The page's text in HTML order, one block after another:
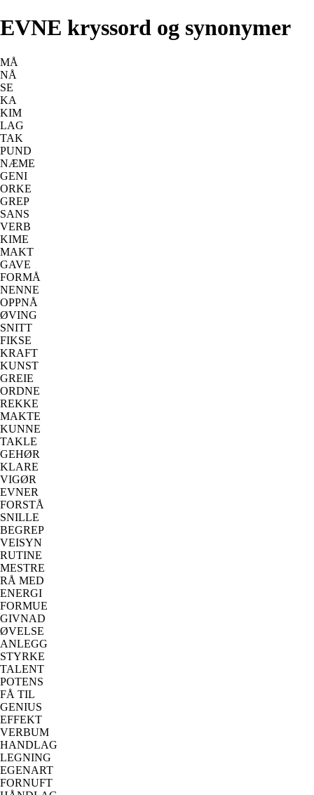
EVNE kryssord og synonymer
MÅ
NÅ
SE
KA
KIM
LAG
TAK
PUND
NÆME
GENI
ORKE
GREP
SANS
VERB
KIME
MAKT
GAVE
FORMÅ
NENNE
OPPNÅ
ØVING
SNITT
FIKSE
KRAFT
KUNST
GREIE
ORDNE
REKKE
MAKTE
KUNNE
TAKLE
GEHØR
KLARE
VIGØR
EVNER
FORSTÅ
SNILLE
BEGREP
VEISYN
RUTINE
MESTRE
RÅ MED
ENERGI
FORMUE
GIVNAD
ØVELSE
ANLEGG
STYRKE
TALENT
POTENS
FÅ TIL
GENIUS
EFFEKT
VERBUM
HANDLAG
LEGNING
EGENART
FORNUFT